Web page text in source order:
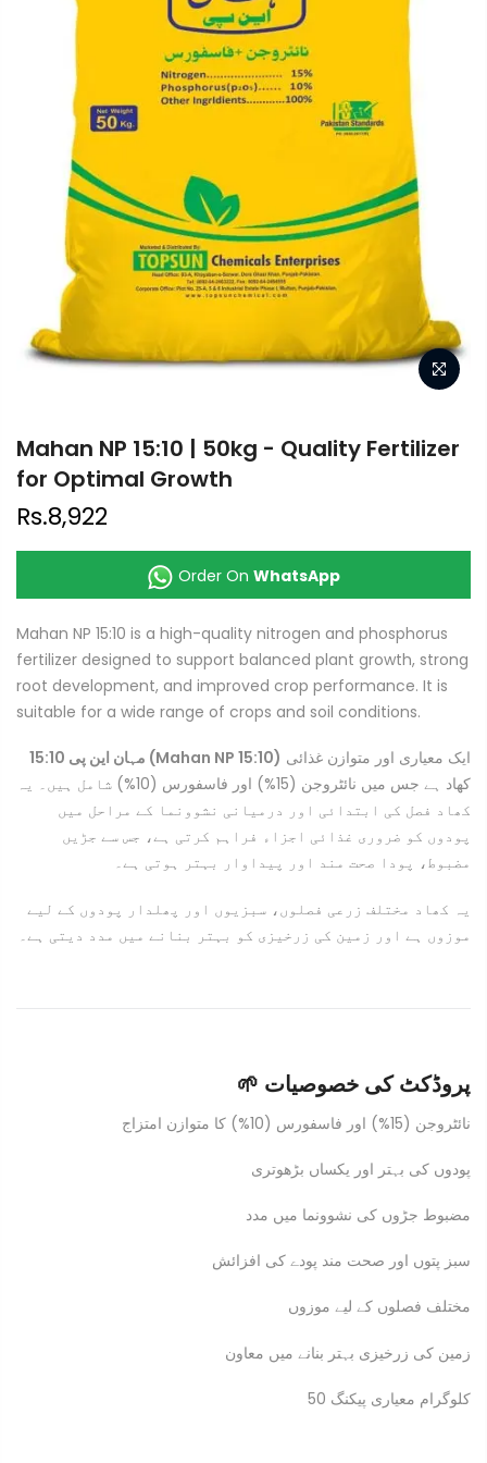
Mahan NP 15:10 | 50kg - Quality Fertilizer
for Optimal Growth
Rs.8,922
Order On WhatsApp
Mahan NP 15:10 is a high-quality nitrogen and phosphorus
fertilizer designed to support balanced plant growth, strong
root development, and improved crop performance. It is
suitable for a wide range of crops and soil conditions.
مہان این پی 15:10 (Mahan NP 15:10)
کھاد ہے جس میں نائٹروجن (15%) اور فاسفورس (10%) شامل ہیں۔ یہ
کھاد فصل کی ابتدائی اور درمیانی نشوونما کے مراحل میں
پودوں کو ضروری غذائی اجزاء فراہم کرتی ہے، جس سے جڑیں
مضبوط، پودا صحت مند اور پیداوار بہتر ہوتی ہے۔
یہ کھاد مختلف زرعی فصلوں، سبزیوں اور پھلدار پودوں کے لیے
موزوں ہے اور زمین کی زرخیزی کو بہتر بنانے میں مدد دیتی ہے۔
🌱 پروڈکٹ کی خصوصیات
نائٹروجن (15%) اور فاسفورس (10%) کا متوازن امتزاج
پودوں کی بہتر اور یکساں بڑھوتری
مضبوط جڑوں کی نشوونما میں مدد
سبز پتوں اور صحت مند پودے کی افزائش
مختلف فصلوں کے لیے موزوں
زمین کی زرخیزی بہتر بنانے میں معاون
50 کلوگرام معیاری پیکنگ